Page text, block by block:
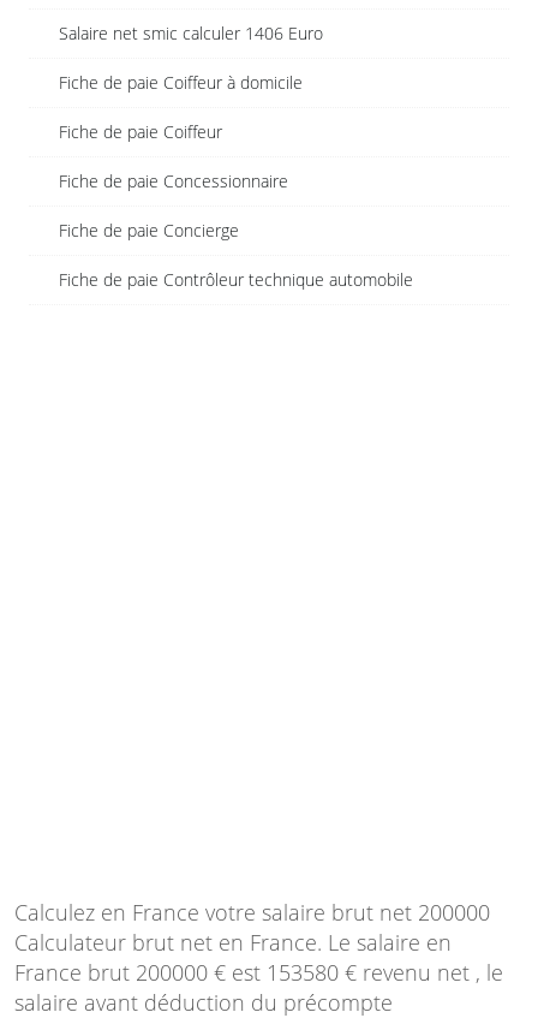
Salaire net smic calculer 1406 Euro
Fiche de paie Coiffeur à domicile
Fiche de paie Coiffeur
Fiche de paie Concessionnaire
Fiche de paie Concierge
Fiche de paie Contrôleur technique automobile
Calculez en France votre salaire brut net 200000
Calculateur brut net en France. Le salaire en
France brut 200000 € est 153580 € revenu net , le
salaire avant déduction du précompte